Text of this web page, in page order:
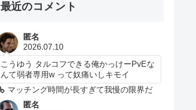
最近のコメント
匿名
2026.07.10
こうゆう タルコフできる俺かっけーPvEな
んて弱者専用w って奴痛いしキモイ
マッチング時間が長すぎて我慢の限界だ
匿名